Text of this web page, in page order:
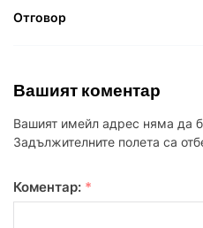
Отговор
Вашият коментар
Вашият имейл адрес няма да
Задължителните полета са
Коментар: *